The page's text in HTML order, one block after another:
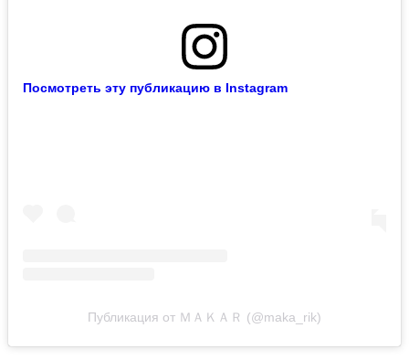
Посмотреть эту публикацию в Instagram
Публикация от ＭＡＫＡＲ (@maka_rik)